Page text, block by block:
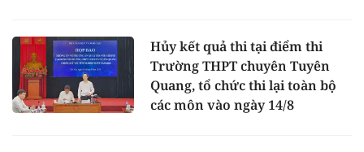
Hủy kết quả thi tại điểm thi
Trường THPT chuyên Tuyên
Quang, tổ chức thi lại toàn bộ
các môn vào ngày 14/8